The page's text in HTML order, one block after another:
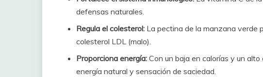
defensas naturales.
Regula el colesterol: La pectina de la manzana verde
colesterol LDL (malo).
Proporciona energía: Con un baja en calorías y un
energía natural y sensación de saciedad.